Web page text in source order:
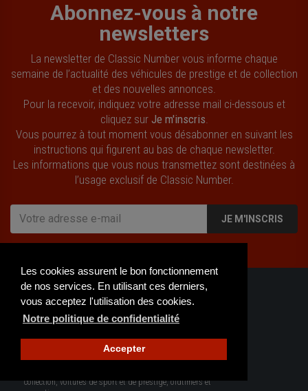
Les cookies assurent le bon fonctionnement
de nos services. En utilisant ces derniers,
vous acceptez l'utilisation des cookies.
Notre politique de confidentialité
Accepter
Abonnez-vous à notre
newsletters
La newsletter de Classic Number vous informe chaque
semaine de l’actualité des véhicules de prestige et de collection
et des nouvelles annonces.
Pour la recevoir, indiquez votre adresse mail ci-dessous et
cliquez sur Je m'inscris.
Vous pourrez à tout moment vous désabonner en suivant les
instructions qui figurent au bas de chaque newsletter.
Les informations que vous nous transmettez sont destinées à
l’usage exclusif de Classic Number.
JE M'INSCRIS
Classic Number est la référence pour tous les amateurs et
collection, voitures de sport et de prestige, oldtimers et